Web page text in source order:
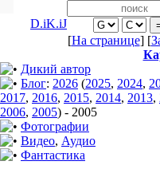
D.iK.iJ
[На странице] [
Дикий автор
Блог: 2026 (2025, 2024,
2017, 2016, 2015, 2014, 2013,
2006, 2005) - 2005
Фотографии
Видео, Аудио
Фантастика